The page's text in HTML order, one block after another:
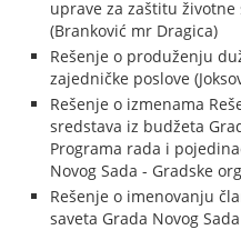
uprave za zaštitu životne
(Branković mr Dragica)
Rešenje o produženju
zajedničke poslove
Rešenje o izmenama
sredstava iz budžeta
Programa rada i
Novog Sada - Gradske
Rešenje o imenovanju
saveta Grada Novog Sada